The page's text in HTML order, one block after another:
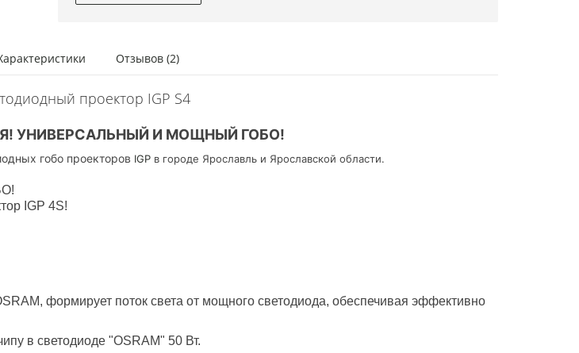
Отзывов (2)
проектор IGP S4
УНИВЕРСАЛЬНЫЙ И МОЩНЫЙ ГОБО!
гобо проекторов IGP в городе Ярославль и Ярославской области.
IGP 4S!
формирует поток света от мощного светодиода, обеспечивая эффективно
в светодиоде "OSRAM" 50 Вт.